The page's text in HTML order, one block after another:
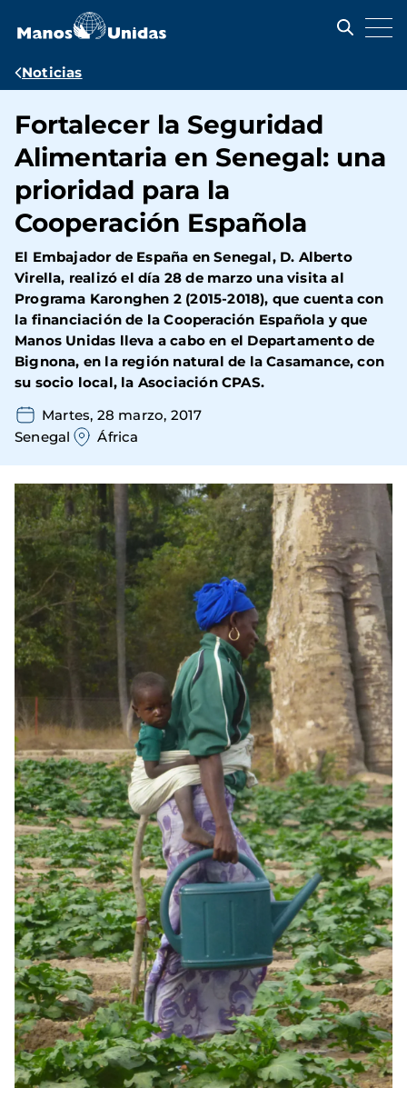
contenido
Ruta
navegación
Noticias
Fortalecer la Seguridad
Alimentaria en Senegal: una
prioridad para la
Cooperación Española
El Embajador de España en Senegal, D. Alberto
Virella, realizó el día 28 de marzo una visita al
Programa Karonghen 2 (2015-2018), que cuenta con
la financiación de la Cooperación Española y que
Manos Unidas lleva a cabo en el Departamento de
Bignona, en la región natural de la Casamance, con
su socio local, la Asociación CPAS.
Martes, 28 marzo, 2017
Senegal
África